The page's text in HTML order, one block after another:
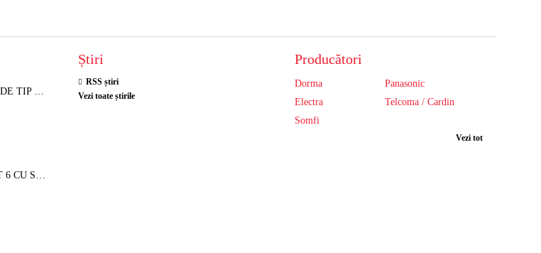
POST INTERIOR DE TIP TELEFON RESEL, T8018 PENTRU INTERFON DE BLOC
CABLU SFTP CAT 6 CU SUFA, DE EXTERIOR 8 FIRE X 0,56 MM
Știri
RSS știri
Vezi toate știrile
Producători
Dorma
Panasonic
Electra
Telcoma / Cardin
Somfi
Vezi tot